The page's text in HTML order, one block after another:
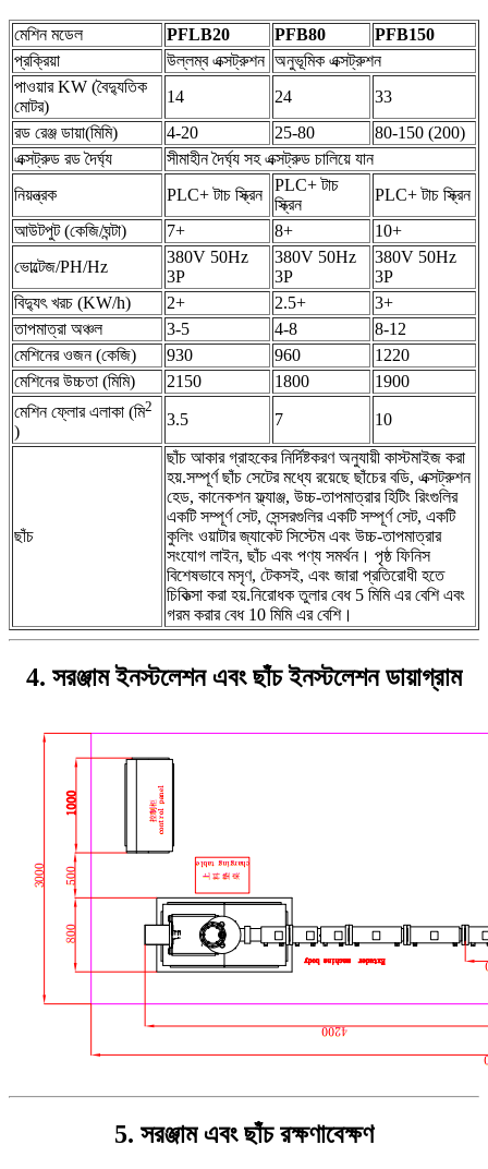
মেশিন মডেল PFLB20 PFB80
PFB150
প্রক্রিয়া
উল্লম্ব এক্সট্রুশন অনুভূমিক এক্সট্রুশন
পাওয়ার KW (বৈদ্যুতিক
মোটর)
14 24
33
রড রেঞ্জ ডায়া(মিমি)
4-20 25-80
80-150 (200)
এক্সট্রুড রড দৈর্ঘ্য
সীমাহীন দৈর্ঘ্য সহ এক্সট্রুড চালিয়ে যান
নিয়ন্ত্রক
PLC+ টাচ স্ক্রিন
PLC+ টাচ
স্ক্রিন
PLC+ টাচ স্ক্রিন
আউটপুট (কেজি/ঘন্টা)
7+ 8+
10+
ভোল্টেজ/PH/Hz
380V 50Hz
3P
380V 50Hz
3P
380V 50Hz
3P
বিদ্যুৎ খরচ (KW/h)
2+ 2.5+
3+
তাপমাত্রা অঞ্চল
3-5 4-8
8-12
মেশিনের ওজন (কেজি)
930 960
1220
মেশিনের উচ্চতা (মিমি)
2150 1800
1900
মেশিন ফ্লোর এলাকা (মি2
)
3.5 7 10
ছাঁচ
ছাঁচ আকার গ্রাহকের নির্দিষ্টকরণ অনুযায়ী কাস্টমাইজ করা
হয়.সম্পূর্ণ ছাঁচ সেটের মধ্যে রয়েছে ছাঁচের বডি, এক্সট্রুশন
হেড, কানেকশন ফ্ল্যাঞ্জ, উচ্চ-তাপমাত্রার হিটিং রিংগুলির
একটি সম্পূর্ণ সেট, সেন্সরগুলির একটি সম্পূর্ণ সেট, একটি
কুলিং ওয়াটার জ্যাকেট সিস্টেম এবং উচ্চ-তাপমাত্রার
সংযোগ লাইন, ছাঁচ এবং পণ্য সমর্থন। পৃষ্ঠ ফিনিস
বিশেষভাবে মসৃণ, টেকসই, এবং জারা প্রতিরোধী হতে
চিকিত্সা করা হয়.নিরোধক তুলার বেধ 5 মিমি এর বেশি এবং
গরম করার বেধ 10 মিমি এর বেশি।
4. সরঞ্জাম ইনস্টলেশন এবং ছাঁচ ইনস্টলেশন ডায়াগ্রাম
5. সরঞ্জাম এবং ছাঁচ রক্ষণাবেক্ষণ